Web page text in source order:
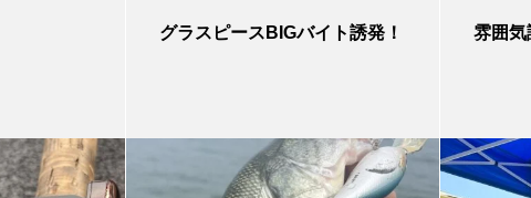
グラスピースBIGバイト誘発！ 雰囲気